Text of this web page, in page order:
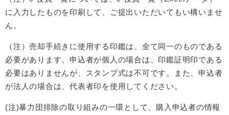
に入力したものを印刷して、ご提出いただいてもい構いませ
ん。
（注）売却手続きに使用する印鑑は、全て同一のものである
必要があります。申込者が個人の場合は、印鑑証明印である
必要はありませんが、スタンプ式は不可です。また、申込者
が法人の場合は、代表者印を使用してください。
(注)暴力団排除の取り組みの一環として、購入申込者の情報